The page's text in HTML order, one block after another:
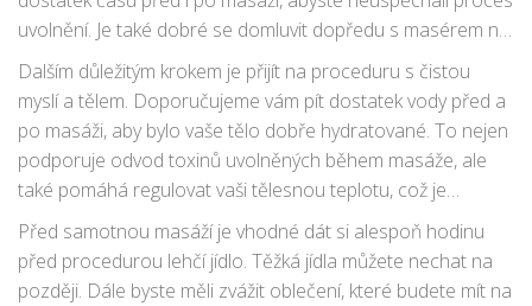
uvolnění. Je také dobré se domluvit dopředu s masérem na
vše, co vás zajímá nebo trápí. Například, pokud máte nějaké
zdravotní potíže, určitě o nich informujte svého terapeuta
před začátkem sezení.
Dalším důležitým krokem je přijít na proceduru s čistou
myslí a tělem. Doporučujeme vám pít dostatek vody před a
po masáži, aby bylo vaše tělo dobře hydratované. To nejen
podporuje odvod toxinů uvolněných během masáže, ale
také pomáhá regulovat vaši tělesnou teplotu, což je
důležité při použití horkých kamenů.
Před samotnou masáží je vhodné dát si alespoň hodinu
před procedurou lehčí jídlo. Těžká jídla můžete nechat na
později. Dále byste měli zvážit oblečení, které budete mít na